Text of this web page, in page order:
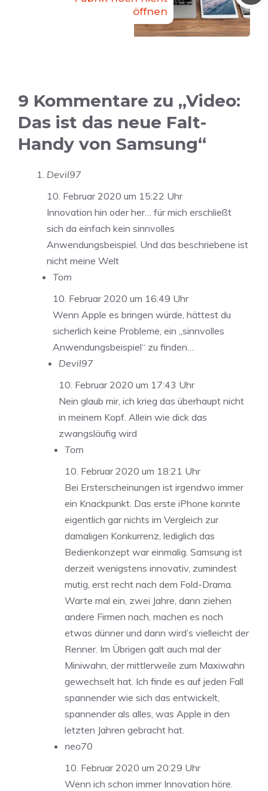
öffnen
9 Kommentare zu „Video:
Das ist das neue Falt-
Handy von Samsung“
Devil97
10. Februar 2020 um 15:22 Uhr
Innovation hin oder her… für mich erschließt
sich da einfach kein sinnvolles
Anwendungsbeispiel. Und das beschriebene ist
nicht meine Welt
Tom
10. Februar 2020 um 16:49 Uhr
Wenn Apple es bringen würde, hättest du
sicherlich keine Probleme, ein „sinnvolles
Anwendungsbeispiel“ zu finden…
Devil97
10. Februar 2020 um 17:43 Uhr
Nein glaub mir, ich krieg das überhaupt nicht
in meinem Kopf. Allein wie dick das
zwangsläufig wird
Tom
10. Februar 2020 um 18:21 Uhr
Bei Ersterscheinungen ist irgendwo immer
ein Knackpunkt. Das erste iPhone konnte
eigentlich gar nichts im Vergleich zur
damaligen Konkurrenz, lediglich das
Bedienkonzept war einmalig. Samsung ist
derzeit wenigstens innovativ, zumindest
mutig, erst recht nach dem Fold-Drama.
Warte mal ein, zwei Jahre, dann ziehen
andere Firmen nach, machen es noch
etwas dünner und dann wird’s vielleicht der
Renner. Im Übrigen galt auch mal der
Miniwahn, der mittlerweile zum Maxiwahn
gewechselt hat. Ich finde es auf jeden Fall
spannender wie sich das entwickelt,
spannender als alles, was Apple in den
letzten Jahren gebracht hat.
neo70
10. Februar 2020 um 20:29 Uhr
Wenn ich schon immer Innovation höre.